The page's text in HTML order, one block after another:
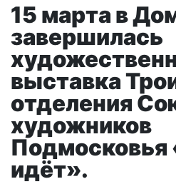
15 марта в
завершилась
выставка
отделения
художников
Подмосковья
идёт».